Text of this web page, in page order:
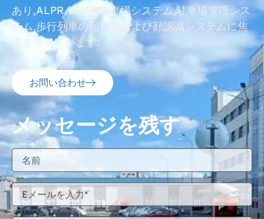
あり,ALPR/ANPR駐車場システム,駐車場管理シス
テム,歩行列車の回転車および顔認識システムに焦
点を当てています.
お問い合わせ
メッセージを残す